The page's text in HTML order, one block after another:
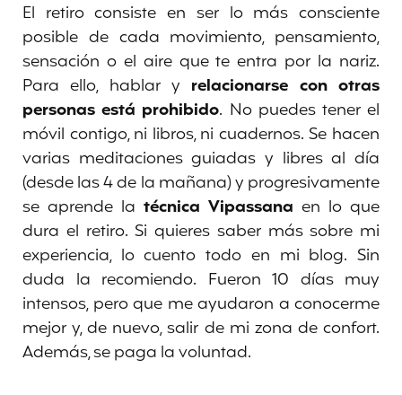
El retiro consiste en ser lo más consciente
posible de cada movimiento, pensamiento,
sensación o el aire que te entra por la nariz.
Para ello, hablar y relacionarse con otras
personas está prohibido. No puedes tener el
móvil contigo, ni libros, ni cuadernos. Se hacen
varias meditaciones guiadas y libres al día
(desde las 4 de la mañana) y progresivamente
se aprende la técnica Vipassana en lo que
dura el retiro. Si quieres saber más sobre mi
experiencia, lo cuento todo en mi blog. Sin
duda la recomiendo. Fueron 10 días muy
intensos, pero que me ayudaron a conocerme
mejor y, de nuevo, salir de mi zona de confort.
Además, se paga la voluntad.